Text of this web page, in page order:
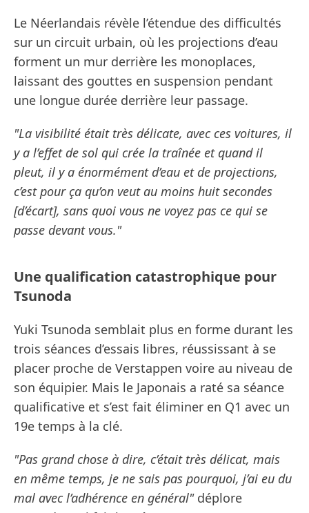
Le Néerlandais révèle l’étendue des difficultés
sur un circuit urbain, où les projections d’eau
forment un mur derrière les monoplaces,
laissant des gouttes en suspension pendant
une longue durée derrière leur passage.
"La visibilité était très délicate, avec ces voitures, il
y a l’effet de sol qui crée la traînée et quand il
pleut, il y a énormément d’eau et de projections,
c’est pour ça qu’on veut au moins huit secondes
[d’écart], sans quoi vous ne voyez pas ce qui se
passe devant vous."
Une qualification catastrophique pour
Tsunoda
Yuki Tsunoda semblait plus en forme durant les
trois séances d’essais libres, réussissant à se
placer proche de Verstappen voire au niveau de
son équipier. Mais le Japonais a raté sa séance
qualificative et s’est fait éliminer en Q1 avec un
19e temps à la clé.
"Pas grand chose à dire, c’était très délicat, mais
en même temps, je ne sais pas pourquoi, j’ai eu du
mal avec l’adhérence en général"déplore